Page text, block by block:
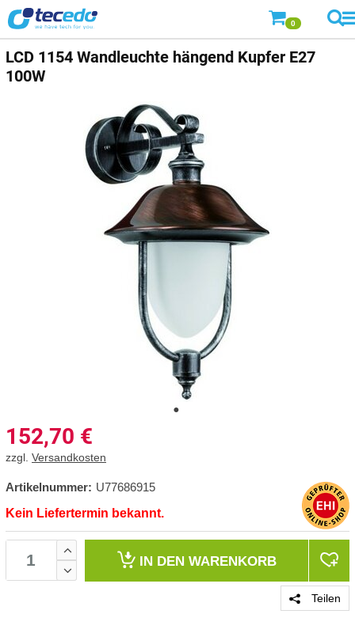
0
LCD 1154 Wandleuchte hängend Kupfer E27
100W
152,70 €
zzgl. Versandkosten
Artikelnummer: U77686915
Kein Liefertermin bekannt.
IN DEN WARENKORB
Teilen